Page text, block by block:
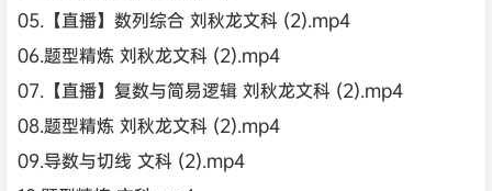
05.【直播】数列综合 刘秋龙文科 (2).mp4
06.题型精炼 刘秋龙文科 (2).mp4
07.【直播】复数与简易逻辑 刘秋龙文科 (2).mp4
08.题型精炼 刘秋龙文科 (2).mp4
09.导数与切线 文科 (2).mp4